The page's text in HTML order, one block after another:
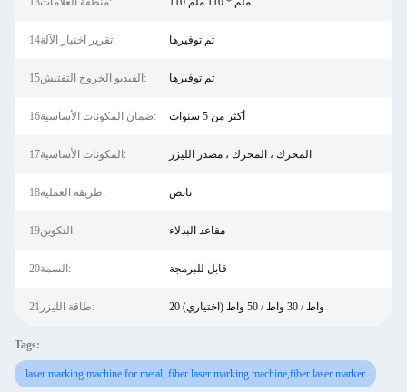
14تقرير اختبار الآلة: تم توفيرها
15الفيديو الخروج التفتيش: تم توفيرها
16ضمان المكونات الأساسية: أكثر من 5 سنوات
17المكونات الأساسية: المحرك ، المحرك ، مصدر الليزر
18طريقة العملية: نابض
19التكوين: مقاعد البدلاء
20السمة: قابل للبرمجة
21طاقة الليزر: 20 واط / 30 واط / 50 واط (اختياري)
Tags:
laser marking machine for metal, fiber laser marking machine,fiber laser marker